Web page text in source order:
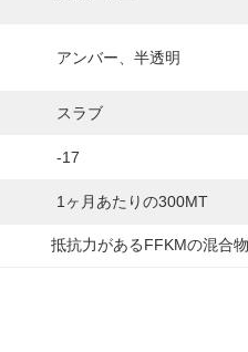
アンバー、半透明
スラブ
-17
1ヶ月あたりの300MT
抵抗力があるFFKMの混合